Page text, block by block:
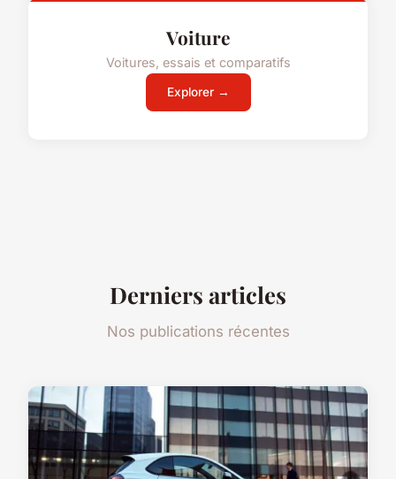
Voiture
Voitures, essais et comparatifs
Explorer →
Derniers articles
Nos publications récentes